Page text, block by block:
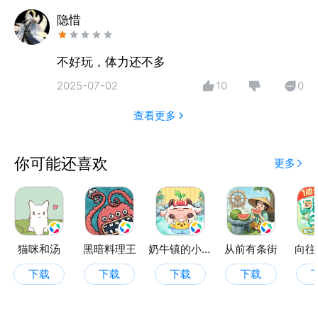
隐惜
不好玩，体力还不多
2025-07-02 10 0
查看更多
你可能还喜欢 更多
猫咪和汤
下载
黑暗料理王
下载
奶牛镇的小时光
下载
从前有条街
下载
向